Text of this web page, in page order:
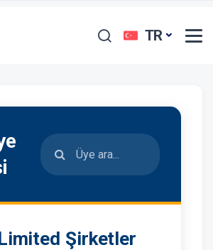
TR
Şirketler